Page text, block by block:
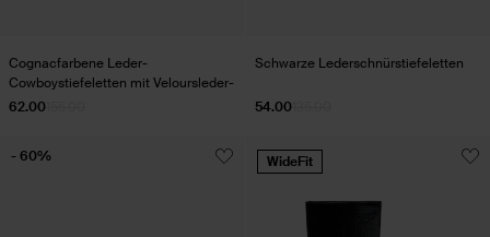
Cognacfarbene Leder-
Cowboystiefeletten mit Veloursleder-
Details
62.00
Schwarze Lederschnürstiefeletten
54.00
- 60% WideFit